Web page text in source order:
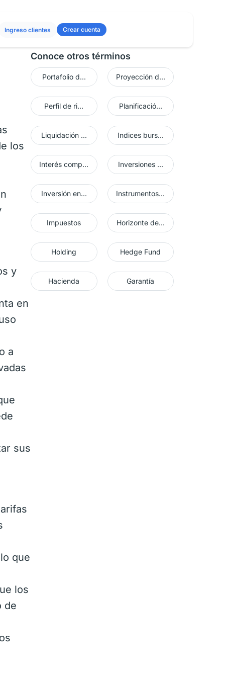
Ingreso clientes Crear cuenta
los
y
en
a
sus
que
los
de
Conoce otros términos
Portafolio d... Proyección d...
Perfil de ri... Planificació...
Liquidación ... Indices burs...
Interés comp... Inversiones ...
Inversión en... Instrumentos...
Impuestos Horizonte de...
Holding Hedge Fund
Hacienda Garantía